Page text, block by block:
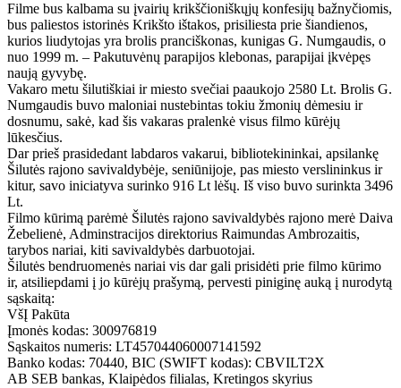
Filme bus kalbama su įvairių krikščioniškųjų konfesijų bažnyčiomis,
bus paliestos istorinės Krikšto ištakos, prisiliesta prie šiandienos,
kurios liudytojas yra brolis pranciškonas, kunigas G. Numgaudis, o
nuo 1999 m. – Pakutuvėnų parapijos klebonas, parapijai įkvėpęs
naują gyvybę.
Vakaro metu šilutiškiai ir miesto svečiai paaukojo 2580 Lt. Brolis G.
Numgaudis buvo maloniai nustebintas tokiu žmonių dėmesiu ir
dosnumu, sakė, kad šis vakaras pralenkė visus filmo kūrėjų
lūkesčius.
Dar prieš prasidedant labdaros vakarui, bibliotekininkai, apsilankę
Šilutės rajono savivaldybėje, seniūnijoje, pas miesto verslininkus ir
kitur, savo iniciatyva surinko 916 Lt lėšų. Iš viso buvo surinkta 3496
Lt.
Filmo kūrimą parėmė Šilutės rajono savivaldybės rajono merė Daiva
Žebelienė, Adminstracijos direktorius Raimundas Ambrozaitis,
tarybos nariai, kiti savivaldybės darbuotojai.
Šilutės bendruomenės nariai vis dar gali prisidėti prie filmo kūrimo
ir, atsiliepdami į jo kūrėjų prašymą, pervesti piniginę auką į nurodytą
sąskaitą:
VšĮ Pakūta
Įmonės kodas: 300976819
Sąskaitos numeris: LT457044060007141592
Banko kodas: 70440, BIC (SWIFT kodas): CBVILT2X
AB SEB bankas, Klaipėdos filialas, Kretingos skyrius